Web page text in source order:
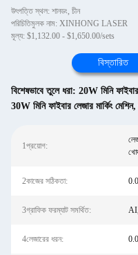
উৎপত্তি স্থল: শানডং, চীন
পরিচিতিমুলক নাম: XINHONG LASER
মূল্য: $1,132.00 - $1,650.00/sets
বিস্তারিত
বিশেষভাবে তুলে ধরা: 20W মিনি ফাইবার
30W মিনি ফাইবার লেজার মার্কিং মেশিন,
1প্রয়োগ:
2কাজের সঠিকতা:
3গ্রাফিক ফরম্যাট সমর্থিত:
4লেজারের ধরন: